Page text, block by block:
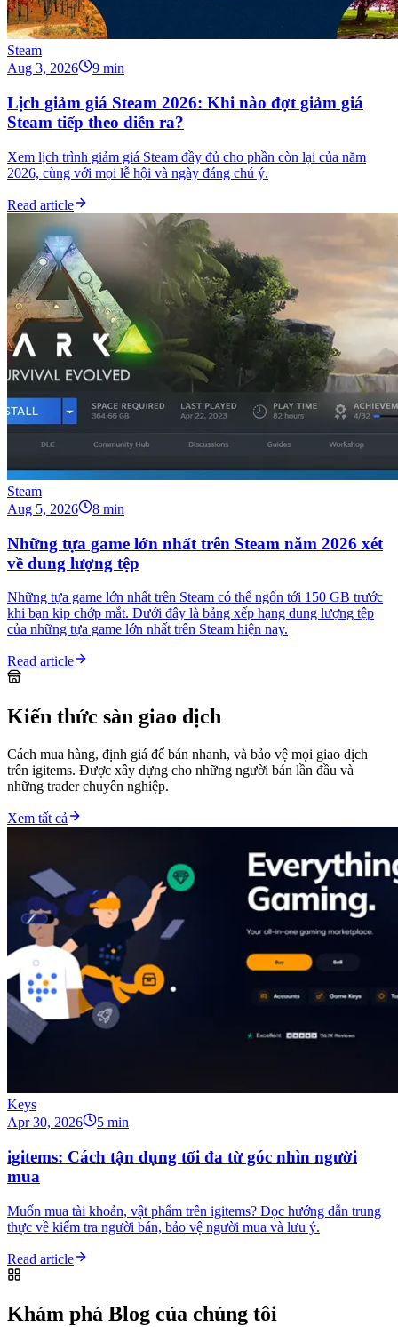
Steam
Aug 3, 2026
9 min
Lịch giảm giá Steam 2026: Khi nào đợt giảm giá
Steam tiếp theo diễn ra?
Xem lịch trình giảm giá Steam đầy đủ cho phần còn lại của năm
2026, cùng với mọi lễ hội và ngày đáng chú ý.
Read article
Steam
Aug 5, 2026
8 min
Những tựa game lớn nhất trên Steam năm 2026 xét
về dung lượng tệp
Những tựa game lớn nhất trên Steam có thể ngốn tới 150 GB trước
khi bạn kịp chớp mắt. Dưới đây là bảng xếp hạng dung lượng tệp
của những tựa game lớn nhất trên Steam hiện nay.
Read article
Kiến thức sàn giao dịch
Cách mua hàng, định giá để bán nhanh, và bảo vệ mọi giao dịch
trên igitems. Được xây dựng cho những người bán lần đầu và
những trader chuyên nghiệp.
Xem tất cả
Keys
Apr 30, 2026
5 min
igitems: Cách tận dụng tối đa từ góc nhìn người
mua
Muốn mua tài khoản, vật phẩm trên igitems? Đọc hướng dẫn trung
thực về kiểm tra người bán, bảo vệ người mua và lưu ý.
Read article
Khám phá Blog của chúng tôi